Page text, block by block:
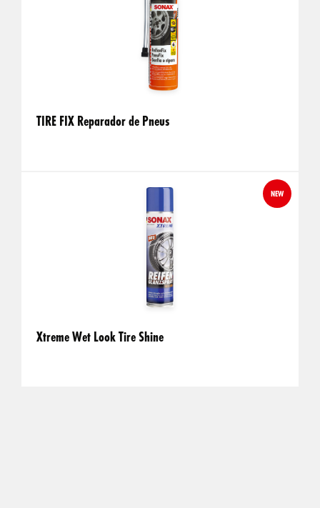
TIRE FIX Reparador de Pneus
NEW
Xtreme Wet Look Tire Shine